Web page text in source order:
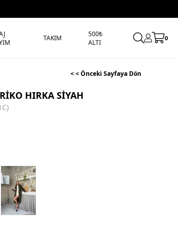
TAKIM
500₺
ALTI
0
< < Önceki Sayfaya Dön
HIRKA SİYAH